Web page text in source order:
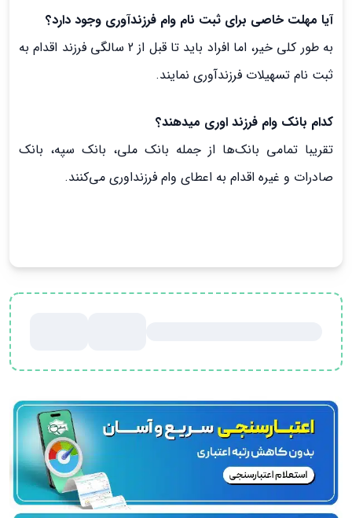
آیا مهلت خاصی برای ثبت نام وام فرزندآوری وجود دارد؟
به طور کلی خیر، اما افراد باید تا قبل از 2 سالگی فرزند اقدام به
ثبت نام تسهیلات فرزندآوری نمایند.
کدام بانک وام فرزند اوری میدهند؟
تقریبا تمامی بانک‌ها از جمله بانک ملی، بانک سپه، بانک
صادرات و غیره اقدام به اعطای وام فرزنداوری می‌کنند.